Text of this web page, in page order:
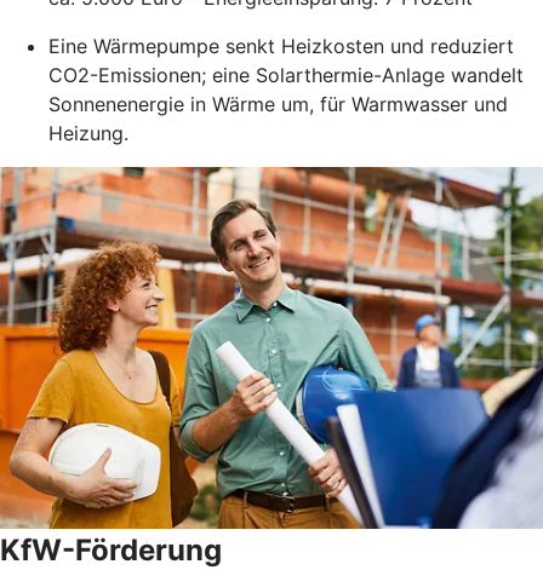
Eine Wärmepumpe senkt Heizkosten und reduziert
CO2-Emissionen; eine Solarthermie-Anlage wandelt
Sonnenenergie in Wärme um, für Warmwasser und
Heizung.
KfW-Förderung